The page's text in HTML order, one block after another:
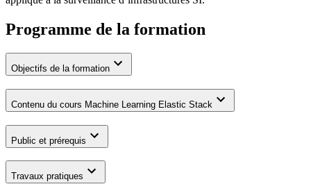
Programme de la formation
Objectifs de la formation
Contenu du cours Machine Learning Elastic Stack
Public et prérequis
Travaux pratiques